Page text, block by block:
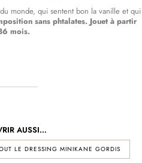
monde, qui sentent bon la vanille et qui
sans phtalates. Jouet à partir
mois.
AUSSI…
LE DRESSING MINIKANE GORDIS